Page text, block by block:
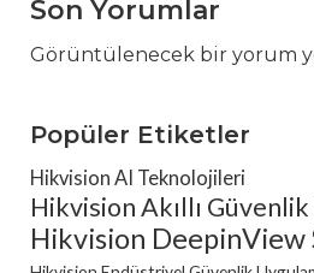
Son Yorumlar
Görüntülenecek bir yorum
Popüler Etiketler
Hikvision AI Teknolojileri
Hikvision Akıllı
Hikvision DeepinView